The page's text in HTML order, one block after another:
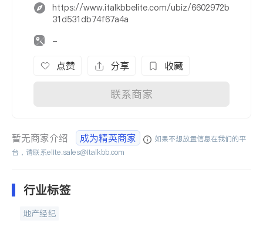
https://www.italkbbelite.com/ubiz/6602972b
31d531db74f67a4a
-
点赞 分享 收藏
联系商家
暂无商家介绍 成为精英商家
如果不想放置信息在我们的平
台，请联系elite.sales@italkbb.com
行业标签
地产经纪